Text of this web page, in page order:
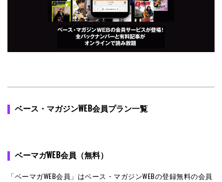
ベーマガWEB会員（無料）
ュースや連載コラムをはじめとする会員限定記事にもアクセス
できます。また、会員向けのイベントやプレゼント企画も準備
中なのでお楽しみに！